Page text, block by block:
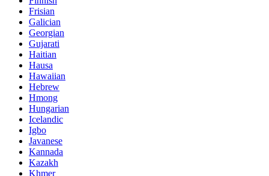
Frisian
Galician
Georgian
Gujarati
Haitian
Hausa
Hawaiian
Hebrew
Hmong
Hungarian
Icelandic
Igbo
Javanese
Kannada
Kazakh
Khmer